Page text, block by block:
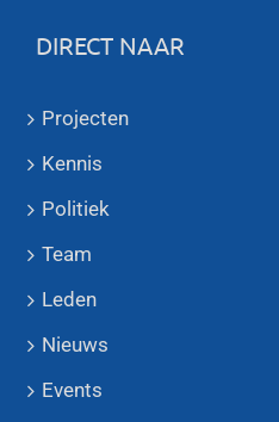
DIRECT NAAR
Projecten
Kennis
Politiek
Team
Leden
Nieuws
Events